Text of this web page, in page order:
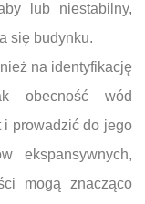
lub niestabilny,
się budynku.
na identyfikację
obecność wód
i prowadzić do jego
ekspansywnych,
mogą znacząco